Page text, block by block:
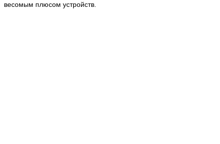
весомым плюсом устройств.